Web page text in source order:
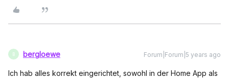
B bergloewe Forum|Forum|5 years ago
Ich hab alles korrekt eingerichtet, sowohl in der Home App als